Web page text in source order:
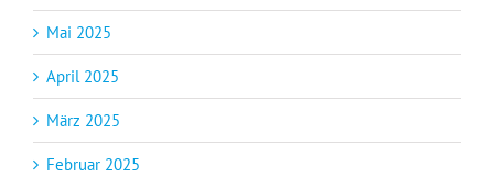
Mai 2025
April 2025
März 2025
Februar 2025